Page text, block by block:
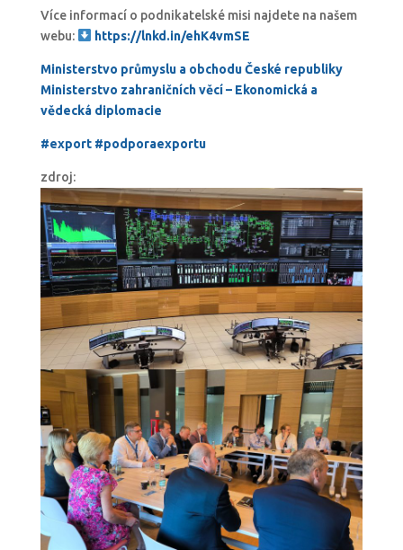
Více informací o podnikatelské misi najdete na našem
webu:
https://lnkd.in/ehK4vmSE
Ministerstvo průmyslu a obchodu České republiky
Ministerstvo zahraničních věcí – Ekonomická a
vědecká diplomacie
#export #podporaexportu
zdroj: